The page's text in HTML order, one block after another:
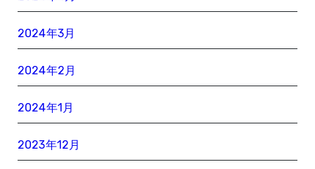
2024年3月
2024年2月
2024年1月
2023年12月